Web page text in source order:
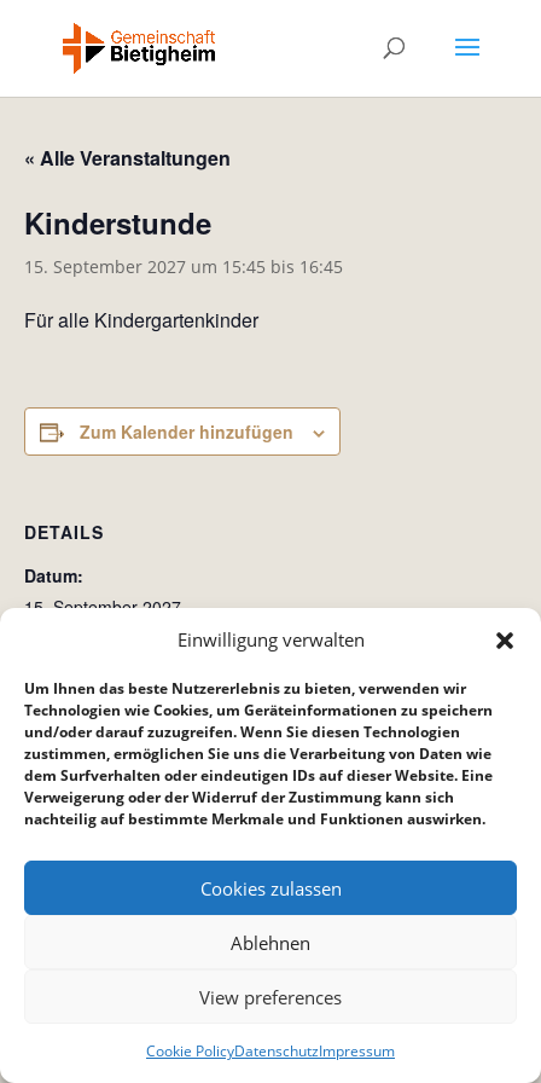
Einwilligung verwalten
Um Ihnen das beste Nutzererlebnis zu bieten, verwenden wir
Technologien wie Cookies, um Geräteinformationen zu speichern
und/oder darauf zuzugreifen. Wenn Sie diesen Technologien
zustimmen, ermöglichen Sie uns die Verarbeitung von Daten wie
dem Surfverhalten oder eindeutigen IDs auf dieser Website. Eine
Verweigerung oder der Widerruf der Zustimmung kann sich
nachteilig auf bestimmte Merkmale und Funktionen auswirken.
Cookies zulassen
Ablehnen
View preferences
Cookie PolicyDatenschutzImpressum
« Alle Veranstaltungen
Kinderstunde
15. September 2027 um 15:45 bis 16:45
Für alle Kindergartenkinder
Zum Kalender hinzufügen
DETAILS
Datum:
15. September 2027
Gottesdienst Hauskreis bei Reppich´s